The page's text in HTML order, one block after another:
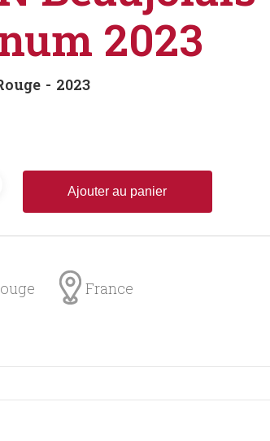
2023
2023
Ajouter au panier
France